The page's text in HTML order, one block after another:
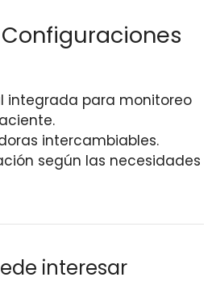
integrada para monitoreo
intercambiables.
según las necesidades
interesar